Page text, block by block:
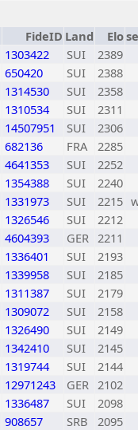
FideID Land Elo
1303422 SUI
2389
650420 SUI
2388
1314530 SUI
2358
1310534 SUI
2311
14507951 SUI
2306
682136 FRA
2285
4641353 SUI
2252
1354388 SUI
2240
1331973 SUI 2215
1326546 SUI
2212
4604393 GER 2211
1336401 SUI
2193
1339958 SUI
2185
1311387 SUI
2179
1309072 SUI
2158
1326490 SUI
2149
1342410 SUI
2145
1319744 SUI
2144
12971243 GER 2102
1336487 SUI
2098
908657 SRB
2095